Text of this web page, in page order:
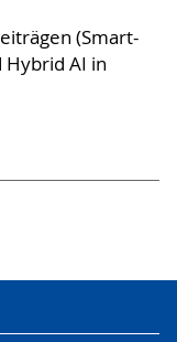
(Smart-
Hybrid AI in